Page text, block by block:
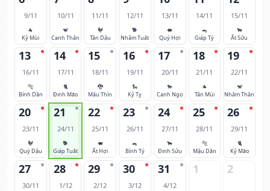
9/11
🐐
Kỷ Mùi
10/11
🐒
Canh Thân
11/11
🐓
Tân Dậu
12/11
🐕
Nhâm Tuất
13/11
🐖
Quý Hợi
14/11
🐀
Giáp Tý
15/11
🐂
Ất Sửu
13
16/11
🐅
Bính Dần
14
17/11
🐈
Đinh Mão
15
18/11
🐉
Mậu Thìn
16
19/11
🐍
Kỷ Tỵ
17
20/11
🐎
Canh Ngọ
18
21/11
🐐
Tân Mùi
19
22/11
🐒
Nhâm Thân
20
23/11
🐓
Quý Dậu
21
24/11
🐕
Giáp Tuất
22
25/11
🐖
Ất Hợi
23
26/11
🐀
Bính Tý
24
27/11
🐂
Đinh Sửu
25
28/11
🐅
Mậu Dần
26
29/11
🐈
Kỷ Mão
27
30/11
28
1/12
29
2/12
30
3/12
31
4/12
1 2